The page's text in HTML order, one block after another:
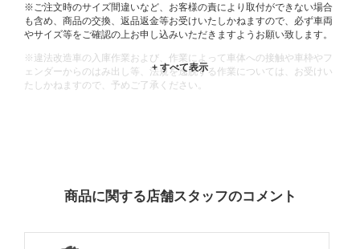
※ご注文時のサイズ間違いなど、お客様の責により取付ができない場合
も含め、商品の交換、返品返金等お受けいたしかねますので、必ず車両
やサイズ等をご確認の上お申し込みいただきますようお願い致します。
※違法改造車の入庫作業および、作業によって車体への接触や車枠やフ
ェンダーからのはみ出し等、法規を逸脱する作業については、お受けい
たしかねますので、予めご了承ください。
商品に関する店舗スタッフのコメント